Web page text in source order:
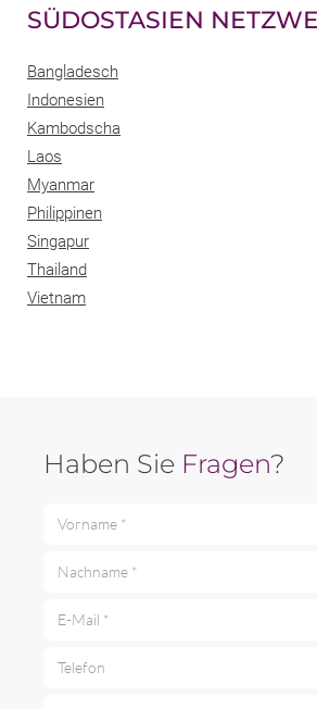
SÜDOSTASIEN
Bangladesch
Indonesien
Kambodscha
Laos
Myanmar
Philippinen
Singapur
Thailand
Vietnam
Haben Sie Fragen?